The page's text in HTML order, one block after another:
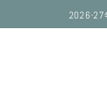
2026-27